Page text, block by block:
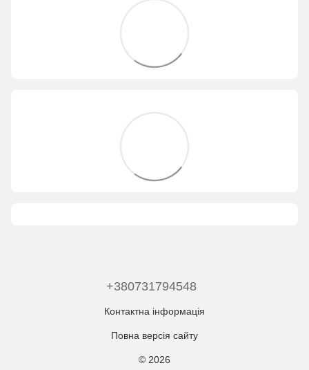
+380731794548
Контактна інформація
Повна версія сайту
© 2026